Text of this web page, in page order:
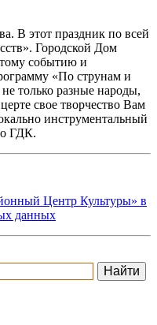
В этот праздник по всей
Городской Дом
событию и
«По струнам и
только разные народы,
свое творчество Вам
инструментальный
ГДК.
Центр Культуры» в
данных